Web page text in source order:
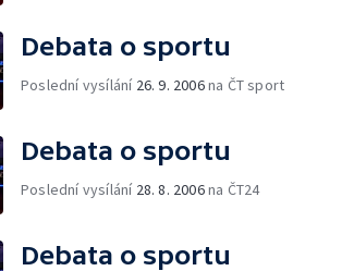
Debata o sportu
Poslední vysílání 26. 9. 2006na ČT sport
Debata o sportu
Poslední vysílání 28. 8. 2006na ČT24
Debata o sportu